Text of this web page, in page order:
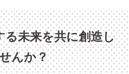
る未来を共に創造し
んか？